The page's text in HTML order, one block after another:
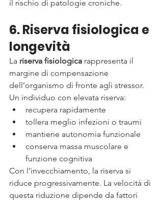
il rischio di patologie croniche.
6. Riserva fisiologica e
longevità
La riserva fisiologica rappresenta il
margine di compensazione
dell’organismo di fronte agli stressor.
Un individuo con elevata riserva:
recupera rapidamente
tollera meglio infezioni o traumi
mantiene autonomia funzionale
conserva massa muscolare e
funzione cognitiva
Con l’invecchiamento, la riserva si
riduce progressivamente. La velocità di
questa riduzione dipende da fattori